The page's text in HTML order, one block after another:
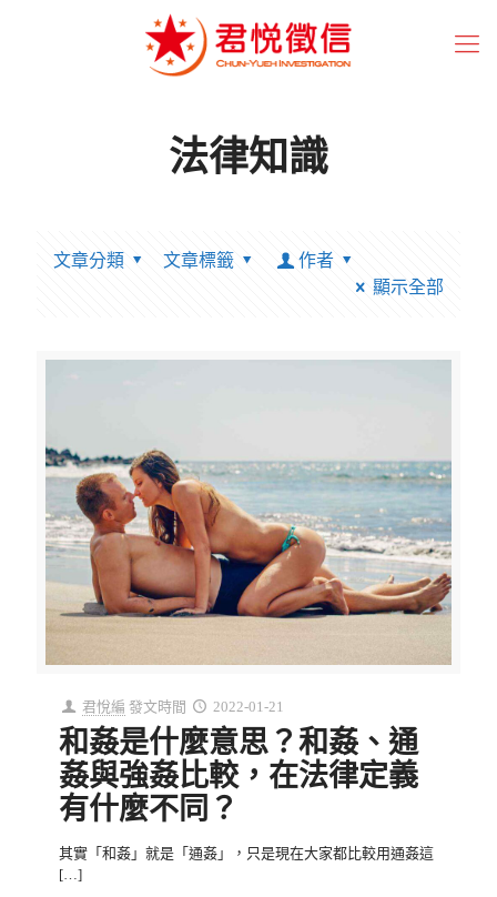
法律知識
文章分類 文章標籤
作者
顯示全部
君悅編 發文時間 2022-01-21
和姦是什麼意思？和姦、通
姦與強姦比較，在法律定義
有什麼不同？
其實「和姦」就是「通姦」，只是現在大家都比較用通姦這
[…]